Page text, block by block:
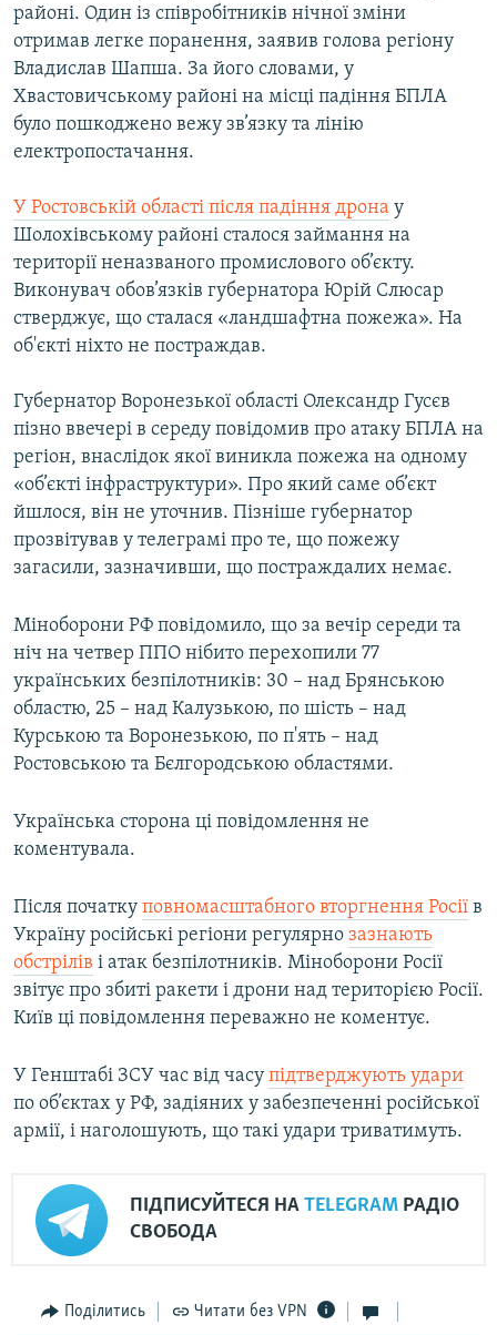
Усі сайти RFE/RL
районі. Один із співробітників нічної зміни
отримав легке поранення, заявив голова регіону
Владислав Шапша. За його словами, у
Хвастовичському районі на місці падіння БПЛА
було пошкоджено вежу зв’язку та лінію
електропостачання.
У Ростовській області після падіння дрона у
Шолохівському районі сталося займання на
території неназваного промислового об’єкту.
Виконувач обов’язків губернатора Юрій Слюсар
стверджує, що сталася «ландшафтна пожежа». На
об'єкті ніхто не постраждав.
Губернатор Воронезької області Олександр Гусєв
пізно ввечері в середу повідомив про атаку БПЛА на
регіон, внаслідок якої виникла пожежа на одному
«об’єкті інфраструктури». Про який саме об’єкт
йшлося, він не уточнив. Пізніше губернатор
прозвітував у телеграмі про те, що пожежу
загасили, зазначивши, що постраждалих немає.
Міноборони РФ повідомило, що за вечір середи та
ніч на четвер ППО нібито перехопили 77
українських безпілотників: 30 – над Брянською
областю, 25 – над Калузькою, по шість – над
Курською та Воронезькою, по п'ять – над
Ростовською та Бєлгородською областями.
Українська сторона ці повідомлення не
коментувала.
Після початку повномасштабного вторгнення Росії в
Україну російські регіони регулярно зазнають
обстрілів і атак безпілотників. Міноборони Росії
звітує про збиті ракети і дрони над територією Росії.
Київ ці повідомлення переважно не коментує.
У Генштабі ЗСУ час від часу підтверджують удари
по об’єктах у РФ, задіяних у забезпеченні російської
армії, і наголошують, що такі удари триватимуть.
ПІДПИСУЙТЕСЯ НА TELEGRAM РАДІО
СВОБОДА
Поділитись Читати без VPN